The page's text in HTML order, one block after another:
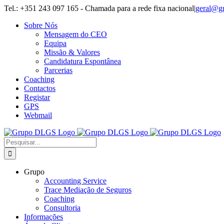
Skip
content
Tel.: +351 243 097 165 - Chamada para a rede fixa nacional|
Sobre Nós
Mensagem do CEO
Equipa
Missão & Valores
Candidatura Espontânea
Parcerias
Coaching
Contactos
Registar
GPS
Webmail
Pesquisar
Grupo
Accounting Service
Trace Mediação de Seguros
Coaching
Consultoria
Informações